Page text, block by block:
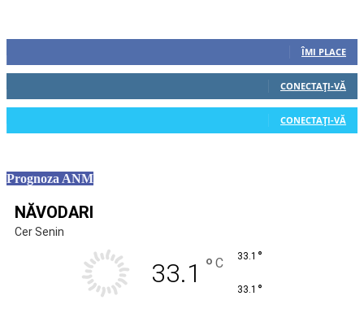
ÎMI PLACE
CONECTAȚI-VĂ
CONECTAȚI-VĂ
Prognoza ANM
NĂVODARI
Cer Senin
33.1 ° C 33.1 °
33.1 °